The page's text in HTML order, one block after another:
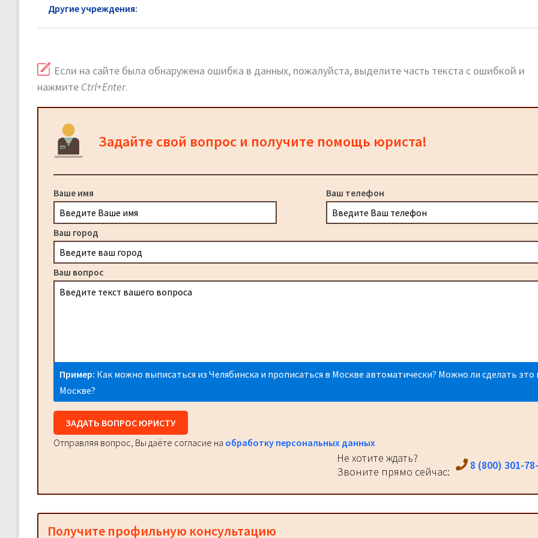
Другие учреждения:
Если на сайте была обнаружена ошибка в данных, пожалуйста, выделите часть текста с ошибкой и
нажмите Ctrl+Enter.
Задайте свой вопрос и получите помощь юриста!
Ваше имя Ваш телефон
Ваш город
Ваш вопрос
Пример: Как можно выписаться из Челябинска и прописаться в Москве автоматически? Можно ли сделать это
Москве?
ЗАДАТЬ ВОПРОС ЮРИСТУ
Отправляя вопрос, Вы даёте согласие на обработку персональных данных
Не хотите ждать?
Звоните прямо сейчас:
8 (800) 301-
Получите профильную консультацию